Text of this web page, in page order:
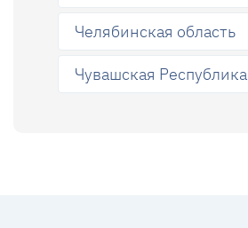
Челябинская область
Чувашская Республика